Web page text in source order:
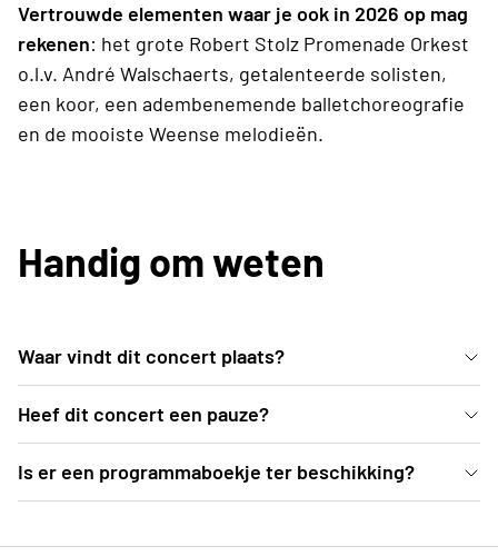
Vertrouwde elementen waar je ook in 2026 op mag
rekenen: het grote Robert Stolz Promenade Orkest
o.l.v. André Walschaerts, getalenteerde solisten,
een koor, een adembenemende balletchoreografie
en de mooiste Weense melodieën.
Handig om weten
Waar vindt dit concert plaats?
In de mooie blauwe zaal van deSingel kan je vanuit
comfortabele zetels genieten van dit Weense
concert.
Heef dit concert een pauze?
Ja, er is een pauze voorzien van een 25-tal minuten
Is er een programmaboekje ter beschikking?